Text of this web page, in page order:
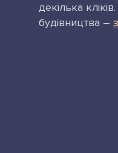
декілька
будівництва –